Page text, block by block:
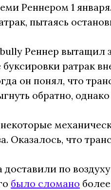
Реннером 1
пытаясь
Реннер вытащил
ратрак
он понял, что
обратно,
Оказалось, что
по
было сломано